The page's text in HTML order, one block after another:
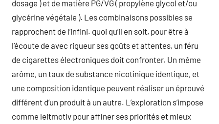
dosage ) et de matière PG/VG ( propylène glycol et/ou
glycérine végétale ). Les combinaisons possibles se
rapprochent de l’infini. quoi qu’il en soit, pour être à
l’écoute de avec rigueur ses goûts et attentes, un féru
de cigarettes électroniques doit confronter. Un même
arôme, un taux de substance nicotinique identique, et
une composition identique peuvent réaliser un éprouvé
différent d’un produit à un autre. L’exploration s’impose
comme leitmotiv pour affiner ses priorités et mieux